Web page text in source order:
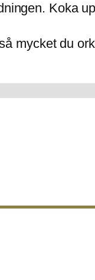
Koka
mycket du